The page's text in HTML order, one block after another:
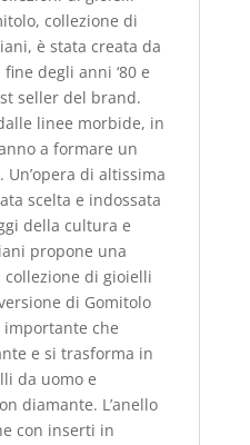
collezione di
è stata creata da
degli anni ‘80 e
seller del brand.
linee morbide, in
a formare un
di altissima
scelta e indossata
della cultura e
propone una
di gioielli
di Gomitolo
importante che
e si trasforma in
da uomo e
diamante. L’anello
con inserti in